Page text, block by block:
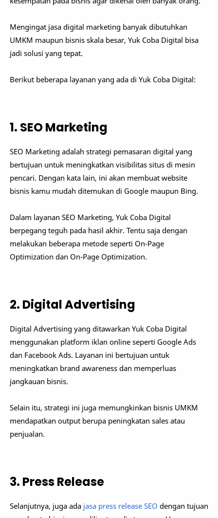
Mengingat jasa digital marketing banyak dibutuhkan
UMKM maupun bisnis skala besar, Yuk Coba Digital bisa
jadi solusi yang tepat.
Berikut beberapa layanan yang ada di Yuk Coba Digital:
1. SEO Marketing
SEO Marketing adalah strategi pemasaran digital yang
bertujuan untuk meningkatkan visibilitas situs di mesin
pencari. Dengan kata lain, ini akan membuat website
bisnis kamu mudah ditemukan di Google maupun Bing.
Dalam layanan SEO Marketing, Yuk Coba Digital
berpegang teguh pada hasil akhir. Tentu saja dengan
melakukan beberapa metode seperti On-Page
Optimization dan On-Page Optimization.
2. Digital Advertising
Digital Advertising yang ditawarkan Yuk Coba Digital
menggunakan platform iklan online seperti Google Ads
dan Facebook Ads. Layanan ini bertujuan untuk
meningkatkan brand awareness dan memperluas
jangkauan bisnis.
Selain itu, strategi ini juga memungkinkan bisnis UMKM
mendapatkan output berupa peningkatan sales atau
penjualan.
3. Press Release
Selanjutnya, juga ada jasa press release SEO dengan tujuan